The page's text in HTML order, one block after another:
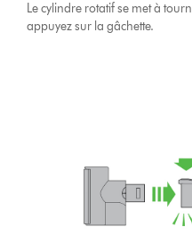
Le cylindre rotatif se met à
appuyez sur la gâchette.